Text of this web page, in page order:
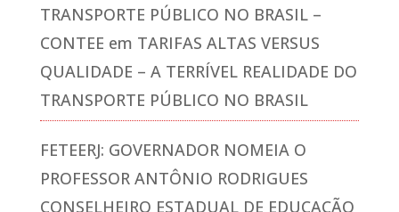
TRANSPORTE PÚBLICO NO BRASIL –
CONTEE em TARIFAS ALTAS VERSUS
QUALIDADE – A TERRÍVEL REALIDADE DO
TRANSPORTE PÚBLICO NO BRASIL
FETEERJ: GOVERNADOR NOMEIA O
PROFESSOR ANTÔNIO RODRIGUES
CONSELHEIRO ESTADUAL DE EDUCAÇÃO